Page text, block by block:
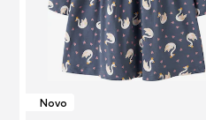
Novo